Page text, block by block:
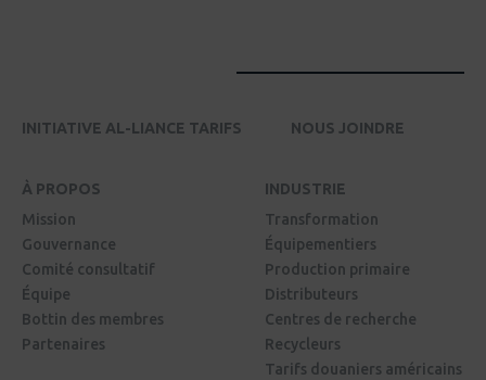
INITIATIVE AL-LIANCE TARIFS NOUS JOINDRE
À PROPOS
Mission
Gouvernance
Comité consultatif
Équipe
Bottin des membres
Partenaires
INDUSTRIE
Transformation
Équipementiers
Production primaire
Distributeurs
Centres de recherche
Recycleurs
Tarifs douaniers américains